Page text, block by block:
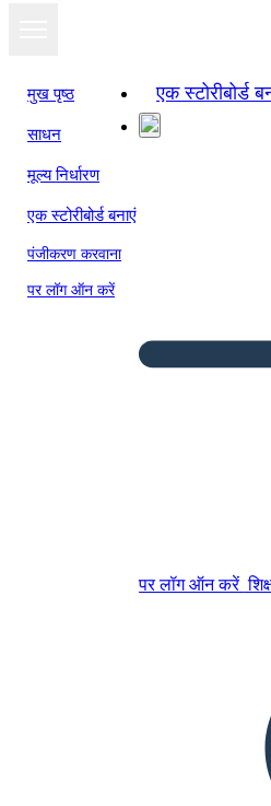
मुख पृष्ठ
साधन
मूल्य निर्धारण
एक स्टोरीबोर्ड बनाएं
पंजीकरण करवाना
पर लॉग ऑन करें
एक स्टोरीबोर्ड
पर लॉग ऑन करें
इस
स्लाइड शो के रूप में
देखें